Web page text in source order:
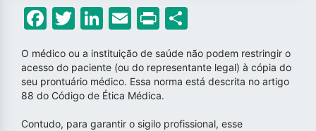
Facebook
Twitter
LinkedIn
Email
Print
O médico ou a instituição de saúde não podem restringir o
acesso do paciente (ou do representante legal) à cópia do
seu prontuário médico. Essa norma está descrita no artigo
88 do Código de Ética Médica.
Contudo, para garantir o sigilo profissional, esse